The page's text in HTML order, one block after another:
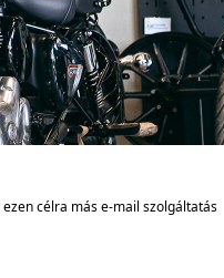
célra más e-mail szolgáltatás